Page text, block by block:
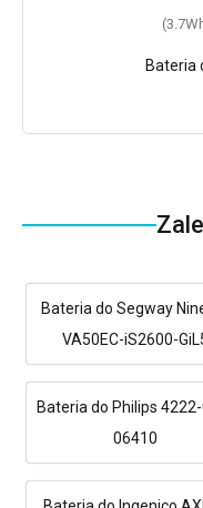
Bateria
Bateria do Segway
VA50EC-iS2600-
Bateria do Philips
06410